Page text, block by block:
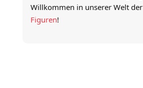
Willkommen in unserer Welt der
Figuren!